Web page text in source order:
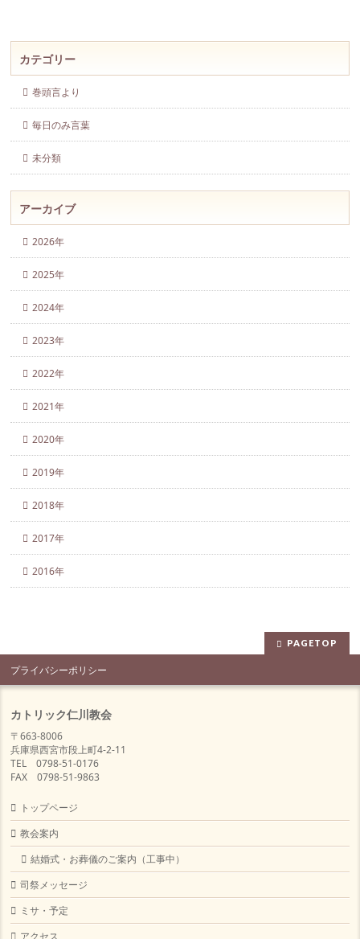
カテゴリー
巻頭言より
毎日のみ言葉
未分類
アーカイブ
2026年
2025年
2024年
2023年
2022年
2021年
2020年
2019年
2018年
2017年
2016年
PAGETOP
プライバシーポリシー
カトリック仁川教会
〒663-8006
兵庫県西宮市段上町4-2-11
TEL 0798-51-0176
FAX 0798-51-9863
トップページ
教会案内
結婚式・お葬儀のご案内（工事中）
司祭メッセージ
ミサ・予定
アクセス